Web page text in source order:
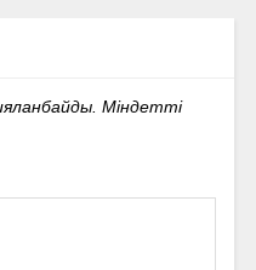
Міндетті